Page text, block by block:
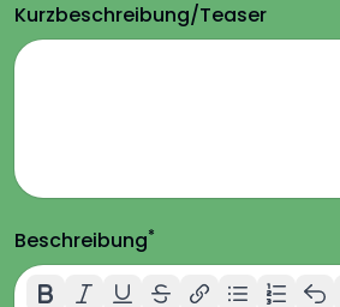
Kurzbeschreibung/Teaser
Beschreibung*